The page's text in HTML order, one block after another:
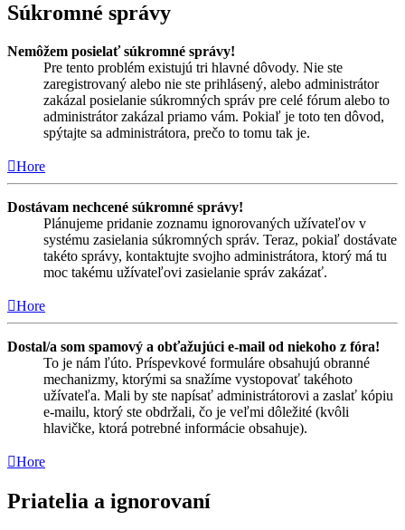
Súkromné správy
Nemôžem posielať súkromné správy!
Pre tento problém existujú tri hlavné dôvody. Nie ste
zaregistrovaný alebo nie ste prihlásený, alebo administrátor
zakázal posielanie súkromných správ pre celé fórum alebo to
administrátor zakázal priamo vám. Pokiaľ je toto ten dôvod,
spýtajte sa administrátora, prečo to tomu tak je.
Hore
Dostávam nechcené súkromné správy!
Plánujeme pridanie zoznamu ignorovaných užívateľov v
systému zasielania súkromných správ. Teraz, pokiaľ dostávate
takéto správy, kontaktujte svojho administrátora, ktorý má tu
moc takému užívateľovi zasielanie správ zakázať.
Hore
Dostal/a som spamový a obťažujúci e-mail od niekoho z fóra!
To je nám ľúto. Príspevkové formuláre obsahujú obranné
mechanizmy, ktorými sa snažíme vystopovať takéhoto
užívateľa. Mali by ste napísať administrátorovi a zaslať kópiu
e-mailu, ktorý ste obdržali, čo je veľmi dôležité (kvôli
hlavičke, ktorá potrebné informácie obsahuje).
Hore
Priatelia a ignorovaní